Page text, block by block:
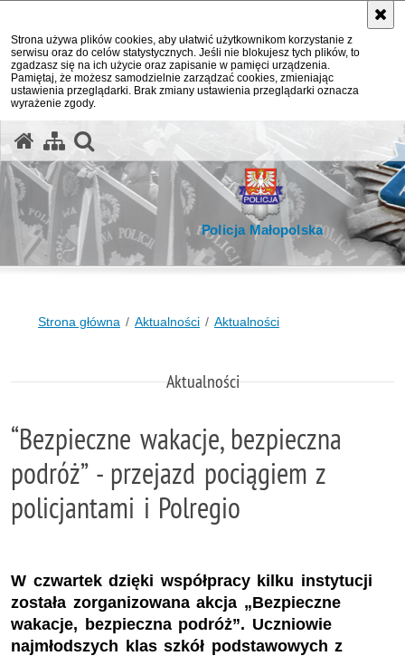
Strona używa plików cookies, aby ułatwić użytkownikom korzystanie z
serwisu oraz do celów statystycznych. Jeśli nie blokujesz tych plików, to
zgadzasz się na ich użycie oraz zapisanie w pamięci urządzenia.
Pamiętaj, że możesz samodzielnie zarządzać cookies, zmieniając
ustawienia przeglądarki. Brak zmiany ustawienia przeglądarki oznacza
wyrażenie zgody.
Policja Małopolska
Strona główna Aktualności Aktualności
Aktualności
“Bezpieczne wakacje, bezpieczna
podróż” - przejazd pociągiem z
policjantami i Polregio
W czwartek dzięki współpracy kilku instytucji
została zorganizowana akcja „Bezpieczne
wakacje, bezpieczna podróż”. Uczniowie
najmłodszych klas szkół podstawowych z